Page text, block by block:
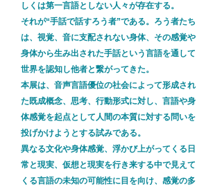
しくは第一言語としない人々が存在する。
それが“手話で話すろう者”である。ろう者たち
は、視覚、音に支配されない身体、その感覚や
身体から生み出された手話という言語を通して
世界を認知し他者と繋がってきた。
本展は、音声言語優位の社会によって形成され
た既成概念、思考、行動形式に対し、言語や身
体感覚を起点として人間の本質に対する問いを
投げかけようとする試みである。
異なる文化や身体感覚、浮かび上がってくる日
常と現実、仮想と現実を行き来する中で見えて
くる言語の未知の可能性に目を向け、感覚の多